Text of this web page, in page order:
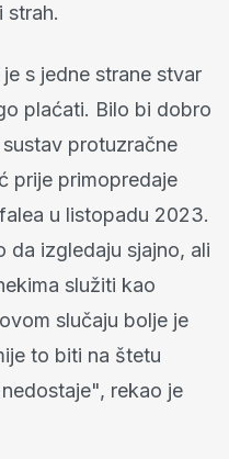
strah.
s jedne strane stvar
plaćati. Bilo bi dobro
protuzračne
prije primopredaje
u listopadu 2023.
da izgledaju sjajno, ali
služiti kao
slučaju bolje je
to biti na štetu
rekao je